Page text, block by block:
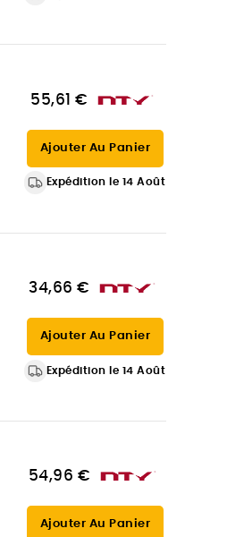
55,61 €
Ajouter Au Panier
Expédition le 14 Août
34,66 €
Ajouter Au Panier
Expédition le 14 Août
54,96 €
Ajouter Au Panier